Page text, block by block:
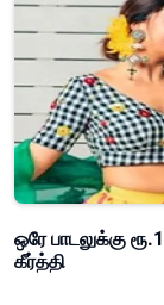
ஒரே பாடலுக்கு
கீர்த்தி